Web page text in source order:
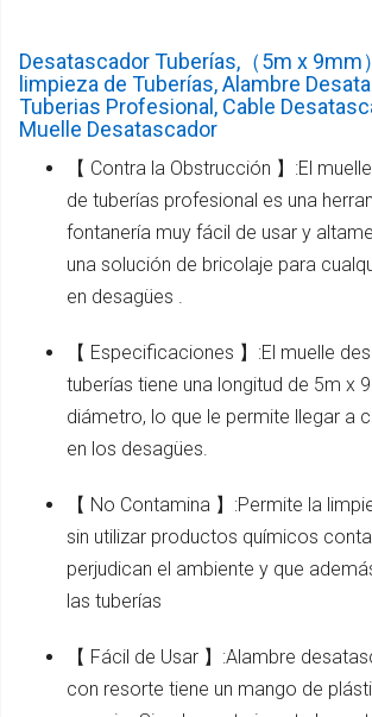
Desatascador Tuberías,（5m x 9mm
limpieza de Tuberías, Alambre
Tuberias Profesional, Cable
Muelle Desatascador
【 Contra la Obstrucción 】:El
de tuberías profesional es una
fontanería muy fácil de usar y
una solución de bricolaje para
en desagües .
【 Especificaciones 】:El muelle
tuberías tiene una longitud de 5m x
diámetro, lo que le permite llegar a
en los desagües.
【 No Contamina 】:Permite la
sin utilizar productos químicos
perjudican el ambiente y que
las tuberías
【 Fácil de Usar 】:Alambre
con resorte tiene un mango de